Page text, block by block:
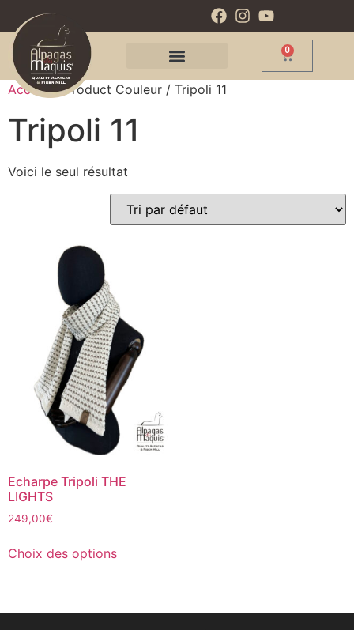
0
Accueil/ Product Couleur / Tripoli 11
Tripoli 11
Voici le seul résultat
Echarpe Tripoli THE
LIGHTS
249,00€
Choix des options